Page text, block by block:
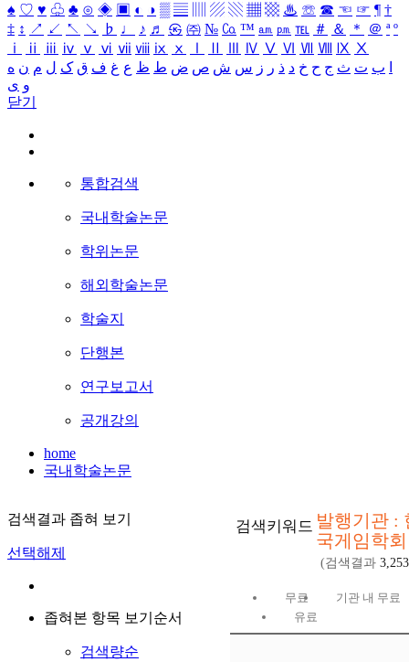
♠ ♡ ♥ ♧ ♣ ⊙ ◈ ▣ ◐ ◑ ▒ ▤ ▨ ▧ ▦ ▩ ♨ ☏ ☎ ☜ ☞ ¶ †
‡ ↕ ↗ ↙ ↖ ↘ ♭ ♩ ♪ ♬ ㉿ ㈜ № ㏇ ™ ㏂ ㏘ ℡ ＃ ＆ ＊ ＠ ª º
ⅰ
ⅱ ⅲ ⅳ ⅴ ⅵ ⅶ ⅷ ⅸ ⅹ Ⅳ Ⅴ Ⅵ Ⅶ Ⅷ Ⅸ Ⅹ
ب ت ث ج ح خ د ذ ر ز س ش ص ض ط ظ ع غ ف ق ک ل م ن ه
و ی
닫기
통합검색
국내학술논문
학위논문
해외학술논문
학술지
단행본
연구보고서
공개강의
home
국내학술논문
검색결과 좁혀 보기
선택해제
좁혀본 항목 보기순서
검색량순
검색키워드 발행기관 :
국게임학회
(검색결과 3,253
무료
기관 내 무료
유료